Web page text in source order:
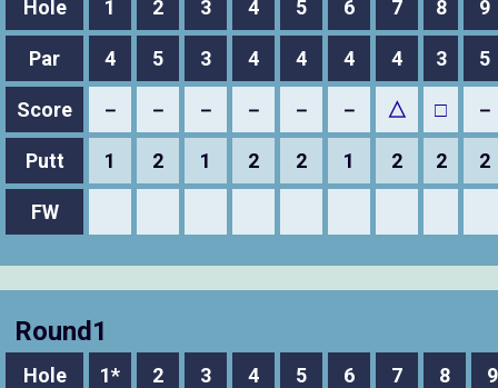
Hole 1 2 3 4 5 6 7 8 9
Par 4 5 3 4 4 4 4 3 5
Score － － － － － － △ □ －
Putt 1 2 1 2 2 1 2 2 2
FW
Round1
Hole 1* 2 3 4 5 6 7 8 9